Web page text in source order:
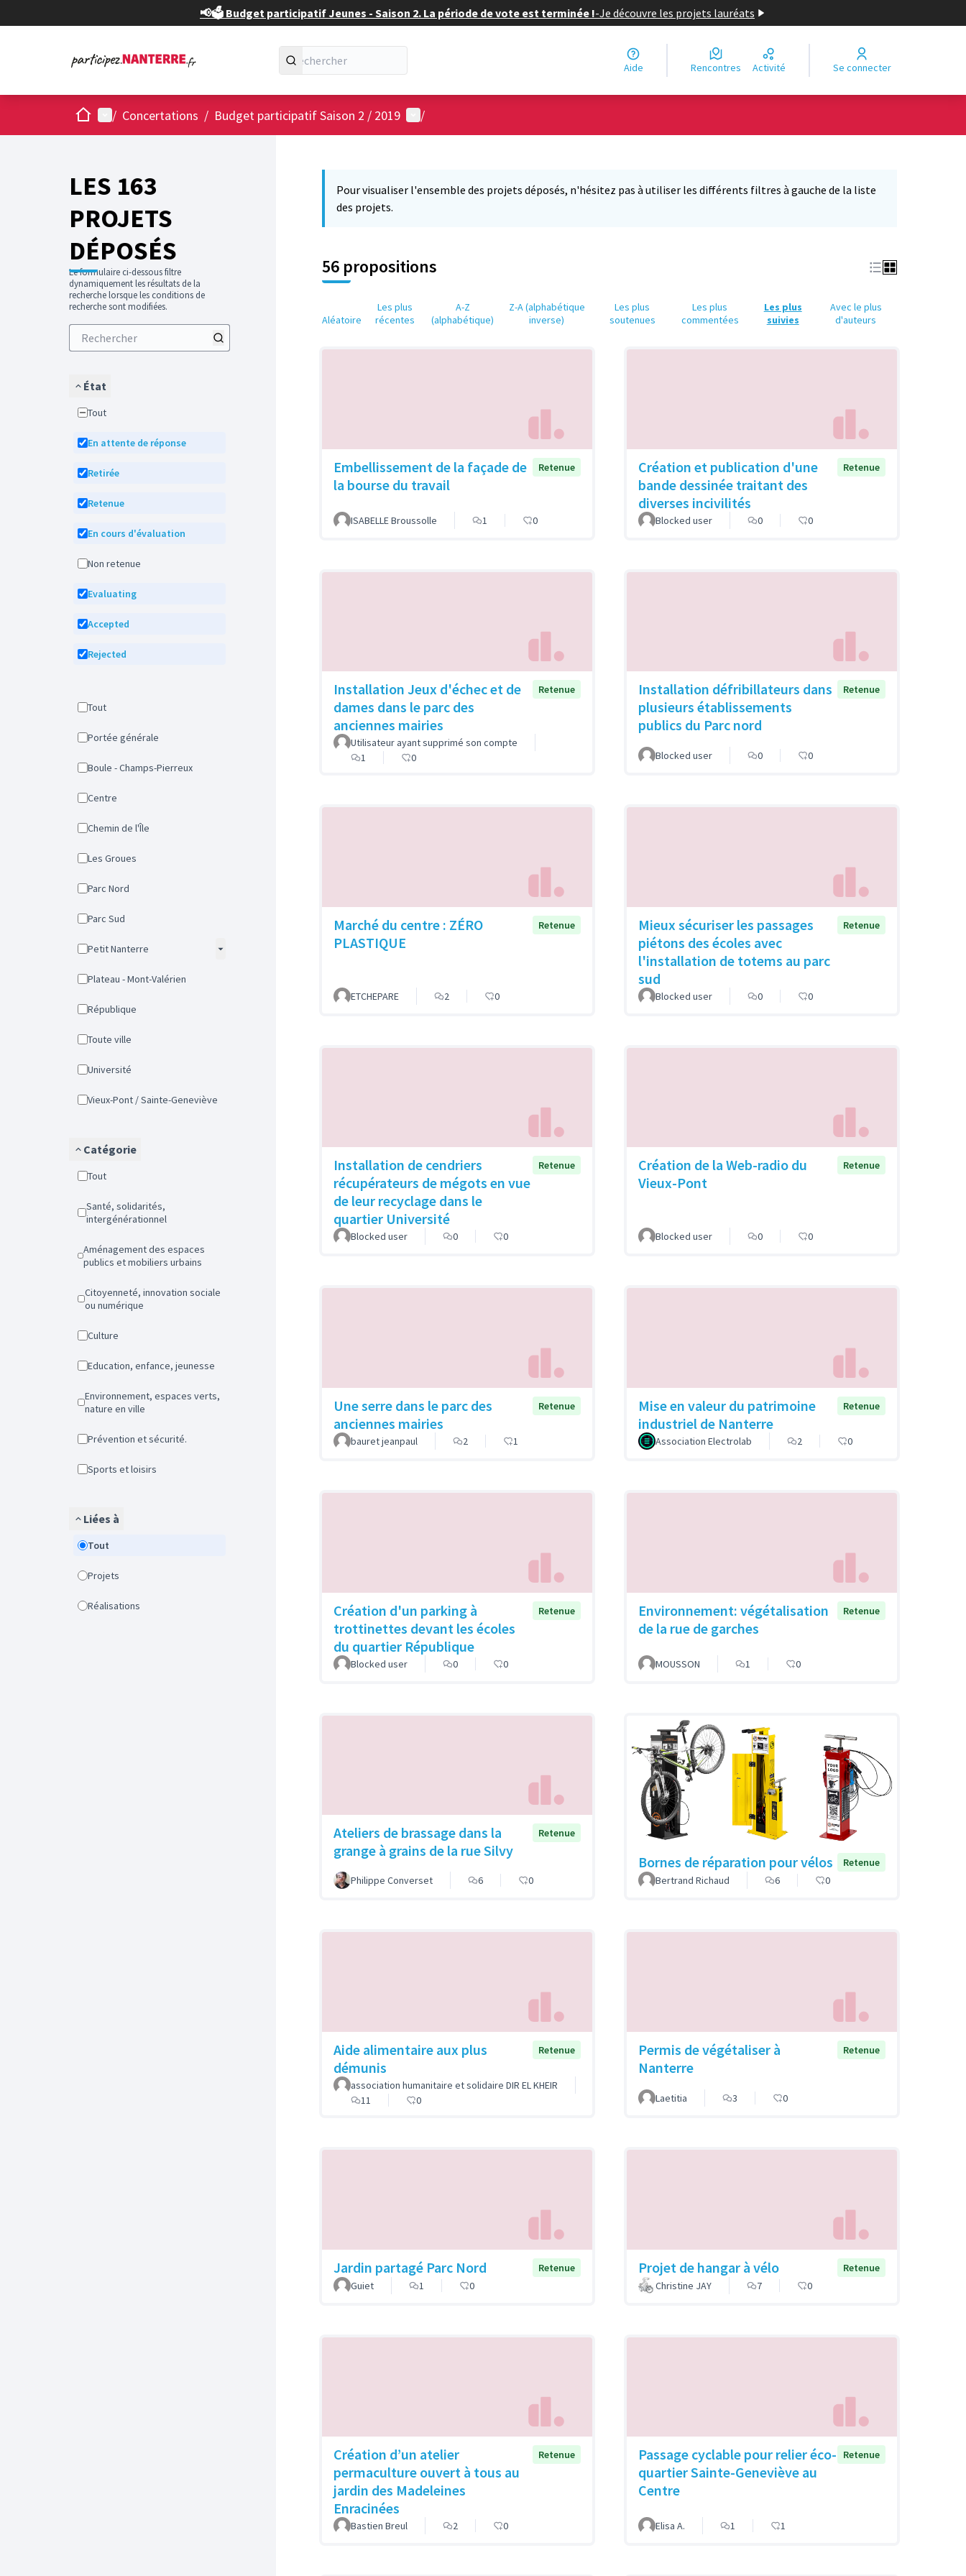
📢🗳️ Budget participatif Jeunes - Saison 2. La période de vote est terminée !-Je découvre les projets lauréats
Aide Rencontres Activité Se connecter
AccueilMenu principal
/ Concertations / Budget participatif Saison 2 / 2019 Menu utilisateur
/
LES 163
PROJETS
DÉPOSÉS
Le formulaire ci-dessous filtre
dynamiquement les résultats de la
recherche lorsque les conditions de
recherche sont modifiées.
État
Tout
En attente de réponse
Retirée
Retenue
En cours d'évaluation
Non retenue
Evaluating
Accepted
Rejected
Tout
Portée générale
Boule - Champs-Pierreux
Centre
Chemin de l'Île
Les Groues
Parc Nord
Parc Sud
Petit Nanterre
Plateau - Mont-Valérien
République
Toute ville
Université
Vieux-Pont / Sainte-Geneviève
Catégorie
Tout
Santé, solidarités,
intergénérationnel
Aménagement des espaces
publics et mobiliers urbains
Citoyenneté, innovation sociale
ou numérique
Culture
Education, enfance, jeunesse
Environnement, espaces verts,
nature en ville
Prévention et sécurité.
Sports et loisirs
Liées à
Tout
Projets
Réalisations
6
Pour visualiser l'ensemble des projets déposés, n'hésitez pas à utiliser les différents filtres à gauche de la liste
des projets.
56 propositions
Aléatoire
Les plus
récentes
A-Z
(alphabétique)
Z-A (alphabétique
inverse)
Les plus
soutenues
Les plus
commentées
Les plus
suivies
Avec le plus
d'auteurs
Embellissement de la façade de
la bourse du travail
Retenue
ISABELLE Broussolle 1 0
Création et publication d'une
bande dessinée traitant des
diverses incivilités
Retenue
Blocked user 0 0
Installation Jeux d'échec et de
dames dans le parc des
anciennes mairies
Retenue
Utilisateur ayant supprimé son compte
1
0
Installation défribillateurs dans
plusieurs établissements
publics du Parc nord
Retenue
Blocked user 0 0
Marché du centre : ZÉRO
PLASTIQUE
Retenue
ETCHEPARE 2 0
Mieux sécuriser les passages
piétons des écoles avec
l'installation de totems au parc
sud
Retenue
Blocked user 0 0
Installation de cendriers
récupérateurs de mégots en vue
de leur recyclage dans le
quartier Université
Retenue
Blocked user 0 0
Création de la Web-radio du
Vieux-Pont
Retenue
Blocked user 0 0
Une serre dans le parc des
anciennes mairies
Retenue
bauret jeanpaul 2 1
Mise en valeur du patrimoine
industriel de Nanterre
Retenue
Association Electrolab 2 0
Création d'un parking à
trottinettes devant les écoles
du quartier République
Retenue
Blocked user 0 0
Environnement: végétalisation
de la rue de garches
Retenue
MOUSSON 1 0
Ateliers de brassage dans la
grange à grains de la rue Silvy
Retenue
Philippe Converset 6 0
Bornes de réparation pour vélos
Retenue
Bertrand Richaud
6 0
Aide alimentaire aux plus
démunis
Retenue
association humanitaire et solidaire DIR EL KHEIR
11
0
Permis de végétaliser à
Nanterre
Retenue
Laetitia 3 0
Jardin partagé Parc Nord
Retenue
Guiet
1 0
Projet de hangar à vélo
Retenue
Christine JAY
7 0
Création d’un atelier
permaculture ouvert à tous au
jardin des Madeleines
Enracinées
Retenue
Bastien Breul 2 0
Passage cyclable pour relier éco-
quartier Sainte-Geneviève au
Centre
Retenue
Elisa A. 1 1